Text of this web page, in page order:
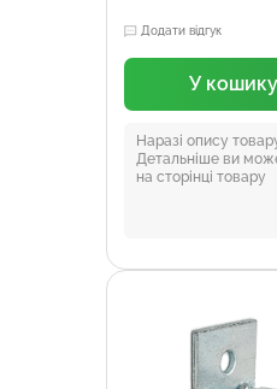
Додати відгук
У кошику
Наразі опису
Детальніше ви
на сторінці товару